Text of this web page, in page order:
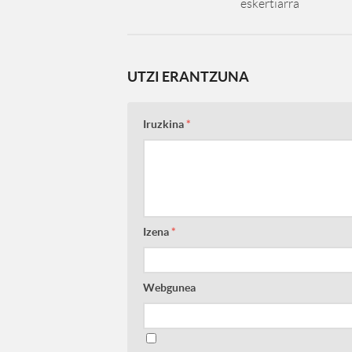
eskertiarra
UTZI ERANTZUNA
Iruzkina*
Izena*
Webgunea